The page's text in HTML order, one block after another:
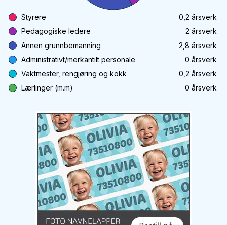
Styrere 0,2 årsverk
Pedagogiske ledere
2 årsverk
Annen grunnbemanning
2,8 årsverk
Administrativt/merkantilt personale
0 årsverk
Vaktmester, rengjøring og kokk
0,2 årsverk
Lærlinger (m.m)
0 årsverk